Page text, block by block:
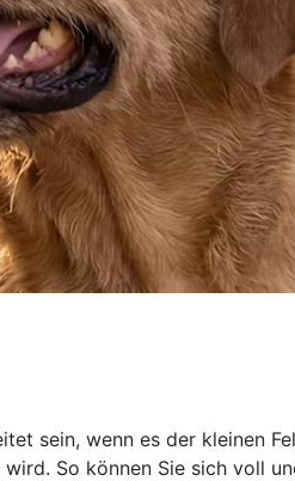
sein, wenn es der kleinen
So können Sie sich voll